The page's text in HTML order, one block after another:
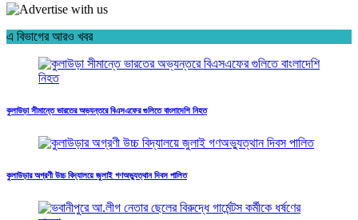
এ বিভাগের আরও খবর
কুলাউড়া সীমান্তে ভারতের অভ্যন্তরে বিএসএফের গুলিতে বাংলাদেশি নিহত
কুলাউড়ার অগ্রণী উচ্চ বিদ্যালয়ে জুলাই গণঅভ্যুত্থান দিবস পালিত